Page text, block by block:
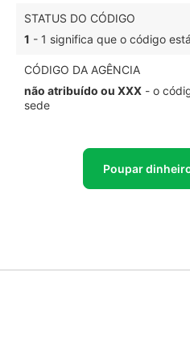
STATUS DO CÓDIGO
1 - 1 significa que o código
CÓDIGO DA AGÊNCIA
não atribuído ou XXX - o
sede
Poupar